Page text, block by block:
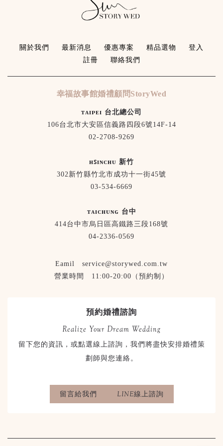
關於我們 最新消息 優惠專案 精品選物
登入
註冊
聯絡我們
幸福故事館婚禮顧問StoryWed
ᴛᴀɪᴘᴇɪ 台北總公司
106台北市大安區信義路四段6號14F-14
02-2708-9269
ʜꜱɪɴᴄʜᴜ 新竹
302新竹縣竹北市成功十一街45號
03-534-6669
ᴛᴀɪᴄʜᴜɴɢ 台中
414台中市烏日區高鐵路三段168號
04-2336-0569
Eamil service@storywed.com.tw
營業時間 11:00-20:00（預約制）
預約婚禮諮詢
Realize Your Dream Wedding
留下您的資訊，或點選線上諮詢，我們將盡快安排婚禮策
劃師與您連絡。
留言給我們 LINE線上諮詢